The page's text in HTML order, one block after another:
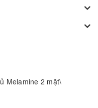
Melamine 2 mặt\